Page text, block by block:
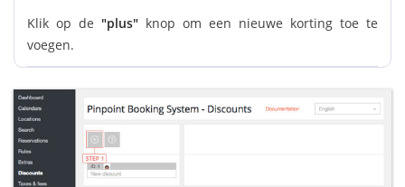
Klik op de "plus" knop om een nieuwe korting toe te
voegen.